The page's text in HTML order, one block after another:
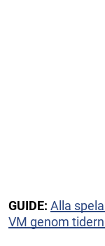
GUIDE: Alla
VM genom